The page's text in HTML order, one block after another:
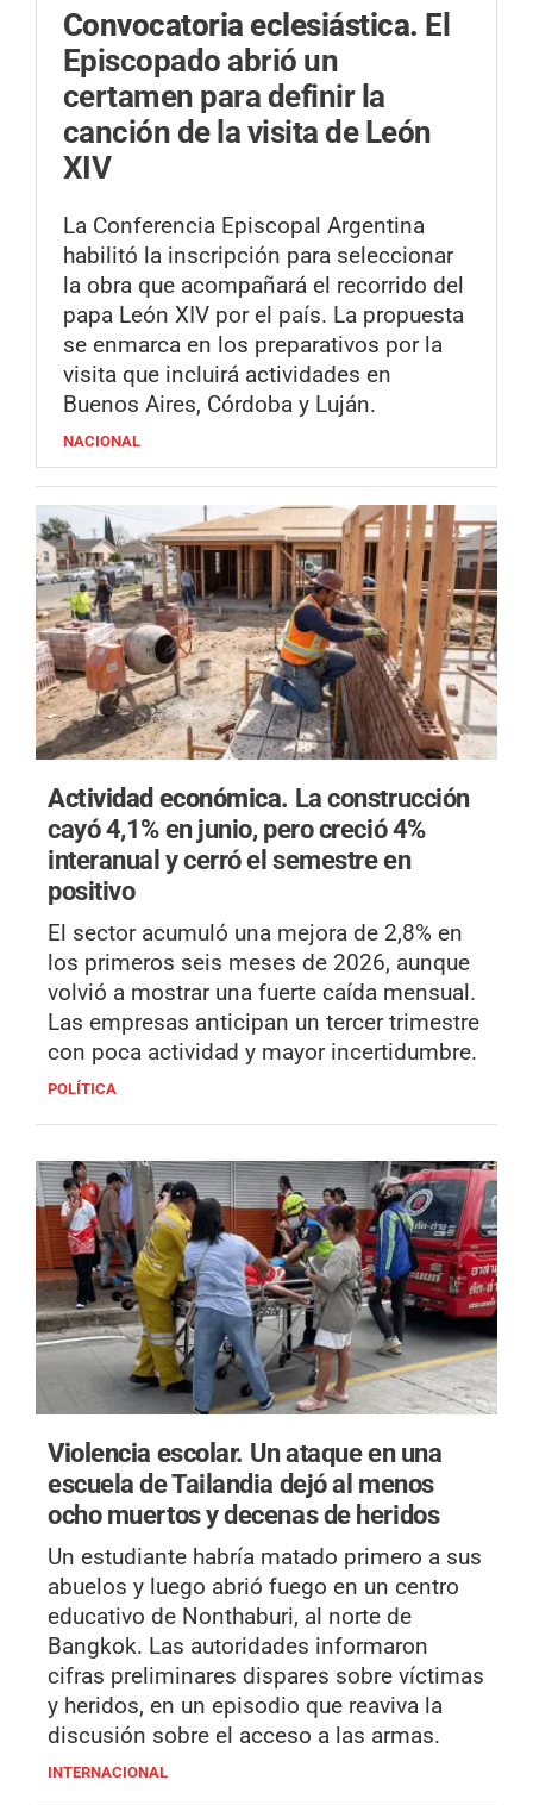
Convocatoria eclesiástica. El
Episcopado abrió un
certamen para definir la
canción de la visita de León
XIV
La Conferencia Episcopal Argentina
habilitó la inscripción para seleccionar
la obra que acompañará el recorrido del
papa León XIV por el país. La propuesta
se enmarca en los preparativos por la
visita que incluirá actividades en
Buenos Aires, Córdoba y Luján.
NACIONAL
Actividad económica. La construcción
cayó 4,1% en junio, pero creció 4%
interanual y cerró el semestre en
positivo
El sector acumuló una mejora de 2,8% en
los primeros seis meses de 2026, aunque
volvió a mostrar una fuerte caída mensual.
Las empresas anticipan un tercer trimestre
con poca actividad y mayor incertidumbre.
POLÍTICA
Violencia escolar. Un ataque en una
escuela de Tailandia dejó al menos
ocho muertos y decenas de heridos
Un estudiante habría matado primero a sus
abuelos y luego abrió fuego en un centro
educativo de Nonthaburi, al norte de
Bangkok. Las autoridades informaron
cifras preliminares dispares sobre víctimas
y heridos, en un episodio que reaviva la
discusión sobre el acceso a las armas.
INTERNACIONAL